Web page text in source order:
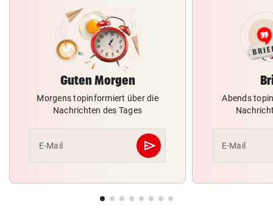
Guten Morgen
Morgens topinformiert über die
Nachrichten des Tages
E-Mail send
Abschicken
Abends
E-Mail